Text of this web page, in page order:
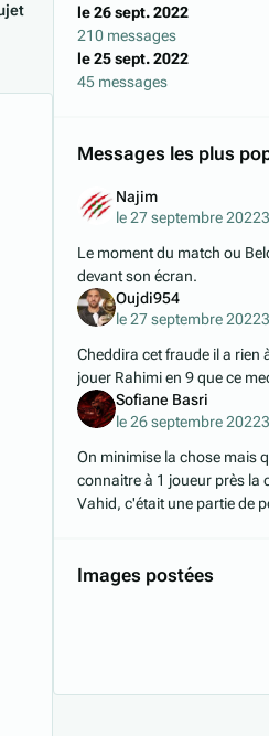
le 26 sept. 2022
210 messages
le 25 sept. 2022
45 messages
Messages les plus
Najim
le 27 septembre 2022
Le moment du match ou
devant son écran.
Oujdi954
le 27 septembre 2022
Cheddira cet fraude il a rien
jouer Rahimi en 9 que ce
Sofiane Basri
le 26 septembre 2022
On minimise la chose mais
connaitre à 1 joueur près la
Vahid, c'était une partie de
Images postées